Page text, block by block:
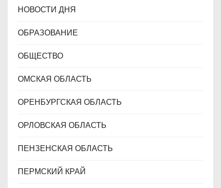
НОВОСТИ ДНЯ
ОБРАЗОВАНИЕ
ОБЩЕСТВО
ОМСКАЯ ОБЛАСТЬ
ОРЕНБУРГСКАЯ ОБЛАСТЬ
ОРЛОВСКАЯ ОБЛАСТЬ
ПЕНЗЕНСКАЯ ОБЛАСТЬ
ПЕРМСКИЙ КРАЙ